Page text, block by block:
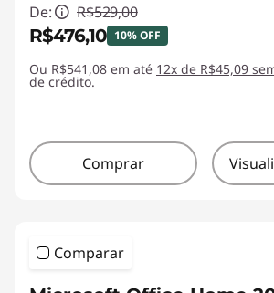
De: R$529,00
R$476,10 10% OFF
Economias instantâneas :-
Ou R$541,08 em até 12x de R$45,09
de crédito.
Comprar
Comparar